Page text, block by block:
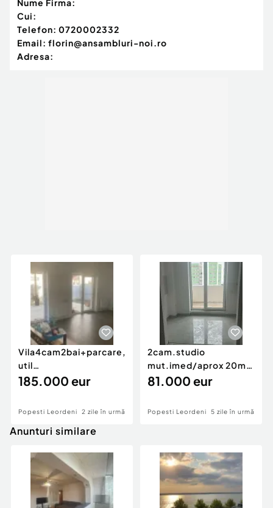
Nume Firma:
Cui:
Telefon: 0720002332
Email: florin@ansambluri-noi.ro
Adresa:
Vila4cam2bai+parcare,mob-
util
complet/semicentral
185.000 eur
Popesti Leordeni 2 zile în urmă
2cam.studio
mut.imed/aprox 20min
pe jos metrou D.
81.000 eur
Popesti Leordeni 5 zile în urmă
Anunturi similare